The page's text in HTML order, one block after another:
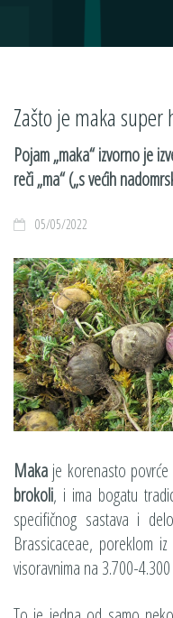
Zašto je maka super
Pojam „maka“ izvorno je
reči „ma“ („s većih
05/05/2022
Maka je korenasto
brokoli, i ima bogatu
specifičnog sastava i
Brassicaceae, poreklom
visoravnima na 3.700-